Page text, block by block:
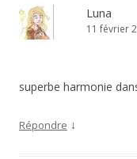
Luna
11 février
superbe harmonie
Répondre ↓